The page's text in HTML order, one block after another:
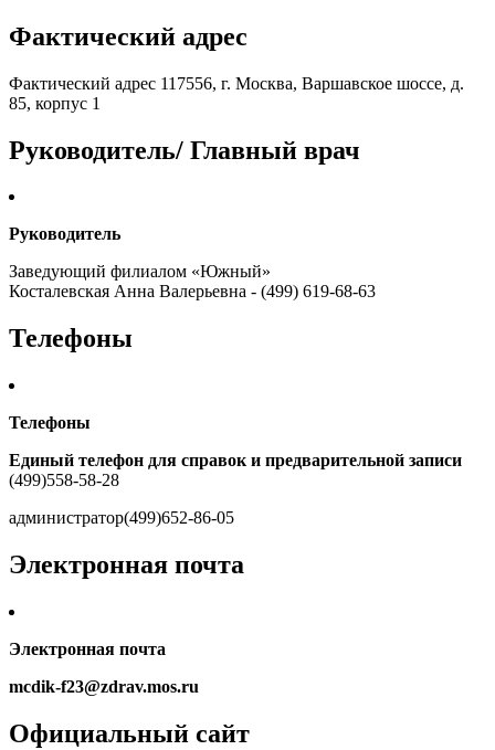
Фактический адрес
Фактический адрес 117556, г. Москва, Варшавское шоссе, д.
85, корпус 1
Руководитель/ Главный врач
Руководитель
Заведующий филиалом «Южный»
Косталевская Анна Валерьевна - (499) 619-68-63
Телефоны
Телефоны
Единый телефон для справок и предварительной записи
(499)558-58-28
администратор(499)652-86-05
Электронная почта
Электронная почта
mcdik-f23@zdrav.mos.ru
Официальный сайт